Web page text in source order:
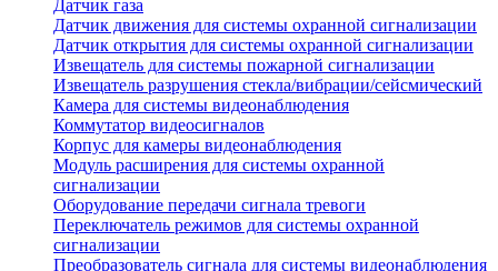
Датчик газа
Датчик движения для системы охранной сигнализации
Датчик открытия для системы охранной сигнализации
Извещатель для системы пожарной сигнализации
Извещатель разрушения стекла/вибрации/сейсмический
Камера для системы видеонаблюдения
Коммутатор видеосигналов
Корпус для камеры видеонаблюдения
Модуль расширения для системы охранной
сигнализации
Оборудование передачи сигнала тревоги
Переключатель режимов для системы охранной
сигнализации
Преобразователь сигнала для системы видеонаблюдения